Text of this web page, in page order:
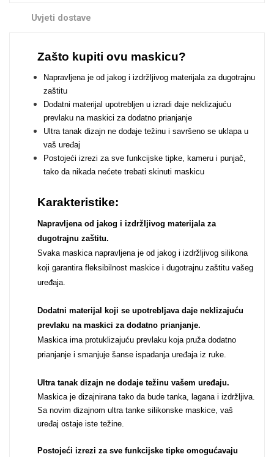
Uvjeti dostave
Zašto kupiti ovu maskicu?
Napravljena je od jakog i izdržljivog materijala za dugotrajnu
zaštitu
Dodatni materijal upotrebljen u izradi daje neklizajuću
prevlaku na maskici za dodatno prianjanje
Ultra tanak dizajn ne dodaje težinu i savršeno se uklapa u
vaš uređaj
Postojeći izrezi za sve funkcijske tipke, kameru i punjač,
tako da nikada nećete trebati skinuti maskicu
Karakteristike:
Napravljena od jakog i izdržljivog materijala za
dugotrajnu zaštitu.
Svaka maskica napravljena je od jakog i izdržljivog silikona
koji garantira fleksibilnost maskice i dugotrajnu zaštitu vašeg
uređaja.
Dodatni materijal koji se upotrebljava daje neklizajuću
prevlaku na maskici za dodatno prianjanje.
Maskica ima protuklizajuću prevlaku koja pruža dodatno
prianjanje i smanjuje šanse ispadanja uređaja iz ruke.
Ultra tanak dizajn ne dodaje težinu vašem uređaju.
Maskica je dizajnirana tako da bude tanka, lagana i izdržljiva.
Sa novim dizajnom ultra tanke silikonske maskice, vaš
uređaj ostaje iste težine.
Postojeći izrezi za sve funkcijske tipke omogućavaju
Monogrami
Za njega
Svijet životinja Auto - Moto motivi
Mandale / Cvjetni
motivi